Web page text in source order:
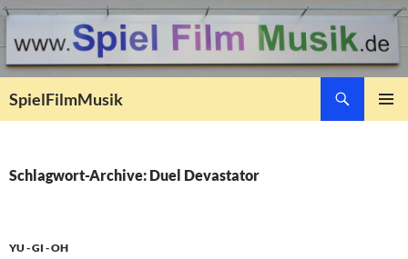
SpielFilmMusik
Schlagwort-Archive: Duel Devastator
YU - GI - OH